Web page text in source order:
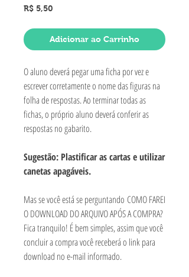
R$ 5,50
Adicionar ao Carrinho
O aluno deverá pegar uma ficha por vez e
escrever corretamente o nome das figuras na
folha de respostas. Ao terminar todas as
fichas, o próprio aluno deverá conferir as
respostas no gabarito.
Sugestão: Plastificar as cartas e utilizar
canetas apagáveis.
Mas se você está se perguntando COMO FAREI
O DOWNLOAD DO ARQUIVO APÓS A COMPRA?
Fica tranquilo! É bem simples, assim que você
concluir a compra você receberá o link para
download no e-mail informado.